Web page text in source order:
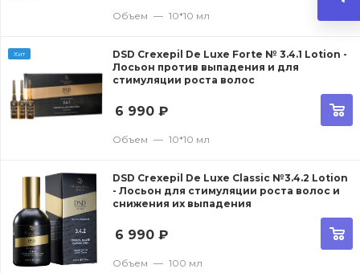
Объем — 10*10 мл
Хит
DSD Crexepil De Luxe Forte № 3.4.1 Lotion -
Лосьон против выпадения и для
стимуляции роста волос
6 990 ₽
Объем — 10*10 мл
DSD Crexepil De Luxe Classic №3.4.2 Lotion
- Лосьон для стимуляции роста волос и
снижения их выпадения
6 990 ₽
Объем — 100 мл